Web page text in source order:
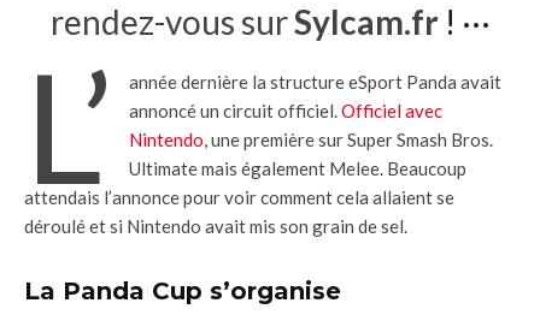
rendez-vous surSylcam.fr! ···
L’
année dernière la structure eSport Panda avait
annoncé un circuit officiel.Officiel avec
Nintendo, une première sur Super Smash Bros.
Ultimate mais également Melee. Beaucoup
attendais l’annonce pour voir comment cela allaient se
déroulé et si Nintendo avait mis son grain de sel.
La Panda Cup s’organise